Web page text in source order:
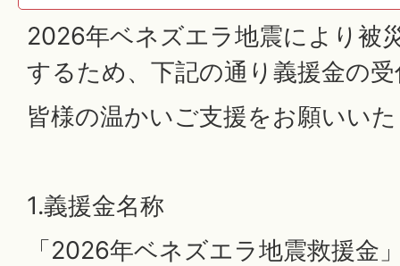
2026年ベネズエラ地震により被
するため、下記の通り義援金の
皆様の温かいご支援をお願いい
1.義援金名称
「2026年ベネズエラ地震救援金